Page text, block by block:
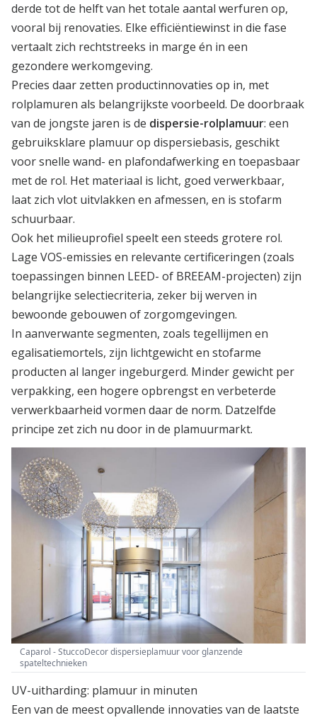
derde tot de helft van het totale aantal werfuren op,
vooral bij renovaties. Elke efficiëntiewinst in die fase
vertaalt zich rechtstreeks in marge én in een
gezondere werkomgeving.
Precies daar zetten productinnovaties op in, met
rolplamuren als belangrijkste voorbeeld. De doorbraak
van de jongste jaren is de dispersie-rolplamuur: een
gebruiksklare plamuur op dispersiebasis, geschikt
voor snelle wand- en plafondafwerking en toepasbaar
met de rol. Het materiaal is licht, goed verwerkbaar,
laat zich vlot uitvlakken en afmessen, en is stofarm
schuurbaar.
Ook het milieuprofiel speelt een steeds grotere rol.
Lage VOS-emissies en relevante certificeringen (zoals
toepassingen binnen LEED- of BREEAM-projecten) zijn
belangrijke selectiecriteria, zeker bij werven in
bewoonde gebouwen of zorgomgevingen.
In aanverwante segmenten, zoals tegellijmen en
egalisatiemortels, zijn lichtgewicht en stofarme
producten al langer ingeburgerd. Minder gewicht per
verpakking, een hogere opbrengst en verbeterde
verwerkbaarheid vormen daar de norm. Datzelfde
principe zet zich nu door in de plamuurmarkt.
Caparol - StuccoDecor dispersieplamuur voor glanzende
spateltechnieken
UV-uitharding: plamuur in minuten
Een van de meest opvallende innovaties van de laatste